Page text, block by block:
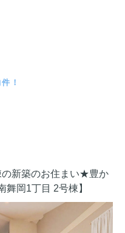
！
の新築のお住まい★豊か
舞岡1丁目 2号棟】